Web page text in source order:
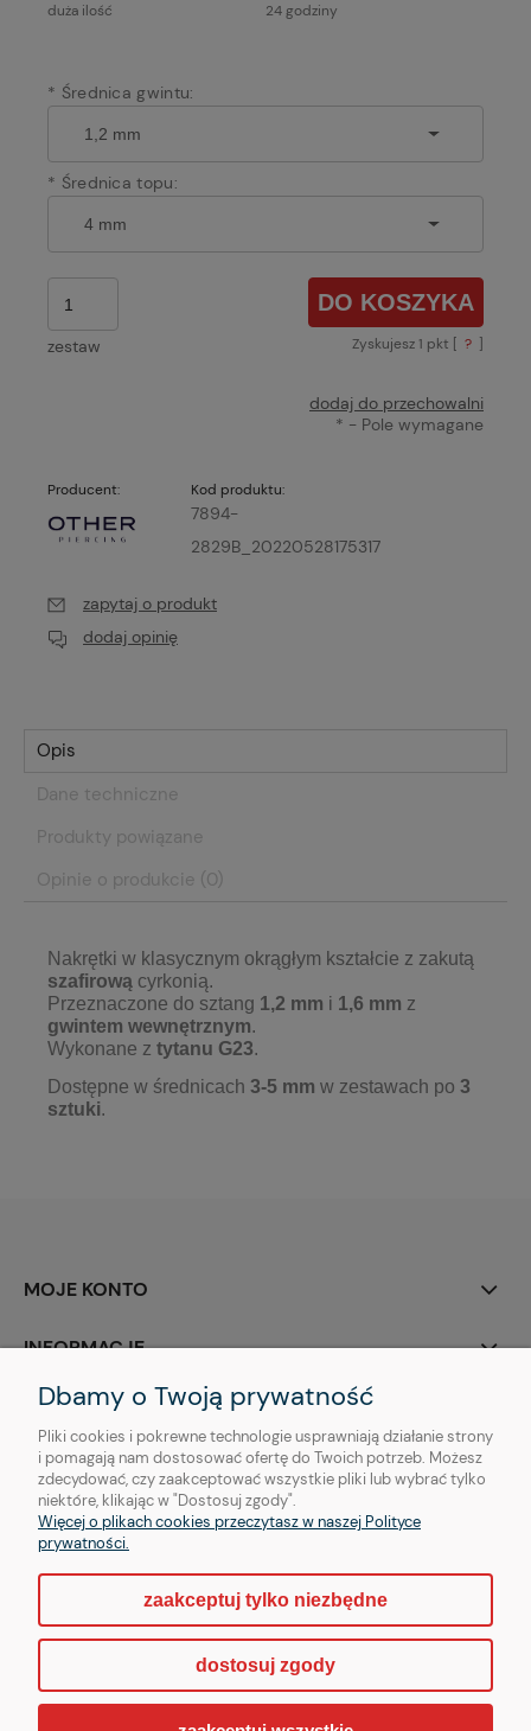
duża ilość
24 godziny
* Średnica gwintu:
* Średnica topu:
zestaw
DO KOSZYKA
Zyskujesz 1 pkt [ ? ]
dodaj do przechowalni
* - Pole wymagane
Producent: Kod produktu:
7894-
2829B_20220528175317
zapytaj o produkt
dodaj opinię
Opis
Dane techniczne
Produkty powiązane
Opinie o produkcie (0)
Nakrętki w klasycznym okrągłym kształcie z zakutą
szafirową cyrkonią.
Przeznaczone do sztang 1,2 mm i 1,6 mm z
gwintem wewnętrznym.
Wykonane z tytanu G23.
Dostępne w średnicach 3-5 mm w zestawach po 3
sztuki.
MOJE KONTO
INFORMACJE
O NAS
Copyright © | OTHER Piercing sp. z o. o.
Sklep internetowy Shoper.pl
Dbamy o Twoją prywatność
Pliki cookies i pokrewne technologie usprawniają działanie strony
i pomagają nam dostosować ofertę do Twoich potrzeb. Możesz
zdecydować, czy zaakceptować wszystkie pliki lub wybrać tylko
niektóre, klikając w "Dostosuj zgody".
Więcej o plikach cookies przeczytasz w naszej Polityce
prywatności.
zaakceptuj tylko niezbędne
dostosuj zgody